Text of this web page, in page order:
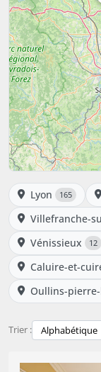
Lyon 165
Villefranche-
Vénissieux 12
Caluire-et-
Oullins-
Trier :